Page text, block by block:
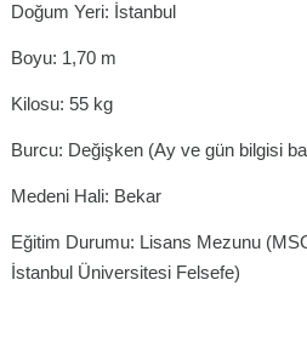
Doğum Yeri: İstanbul
Boyu: 1,70 m
Kilosu: 55 kg
Burcu: Değişken (Ay ve gün bilgisi
Medeni Hali: Bekar
Eğitim Durumu: Lisans Mezunu
İstanbul Üniversitesi Felsefe)